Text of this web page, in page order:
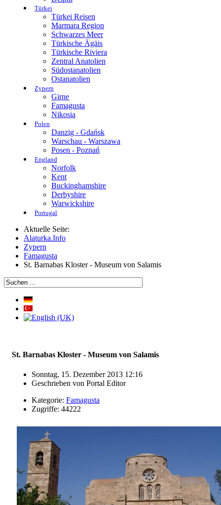
Türkei
Türkei Reisen
Marmara Region
Schwarzes Meer
Türkische Ägäis
Türkische Riviera
Zentral Anatolien
Südostanatolien
Ostanatolien
Zypern
Girne
Famagusta
Nikosia
Polen
Danzig - Gdańsk
Warschau - Warszawa
Posen - Poznań
England
Norfolk
Kent
Buckinghamshire
Derbyshire
Warwickshire
Portugal
Aktuelle Seite:
Alaturka.Info
Zypern
Famagusta
St. Barnabas Kloster - Museum von Salamis
St. Barnabas Kloster - Museum von Salamis
Sonntag, 15. Dezember 2013 12:16
Geschrieben von Portal Editor
Kategorie: Famagusta
Zugriffe: 44222